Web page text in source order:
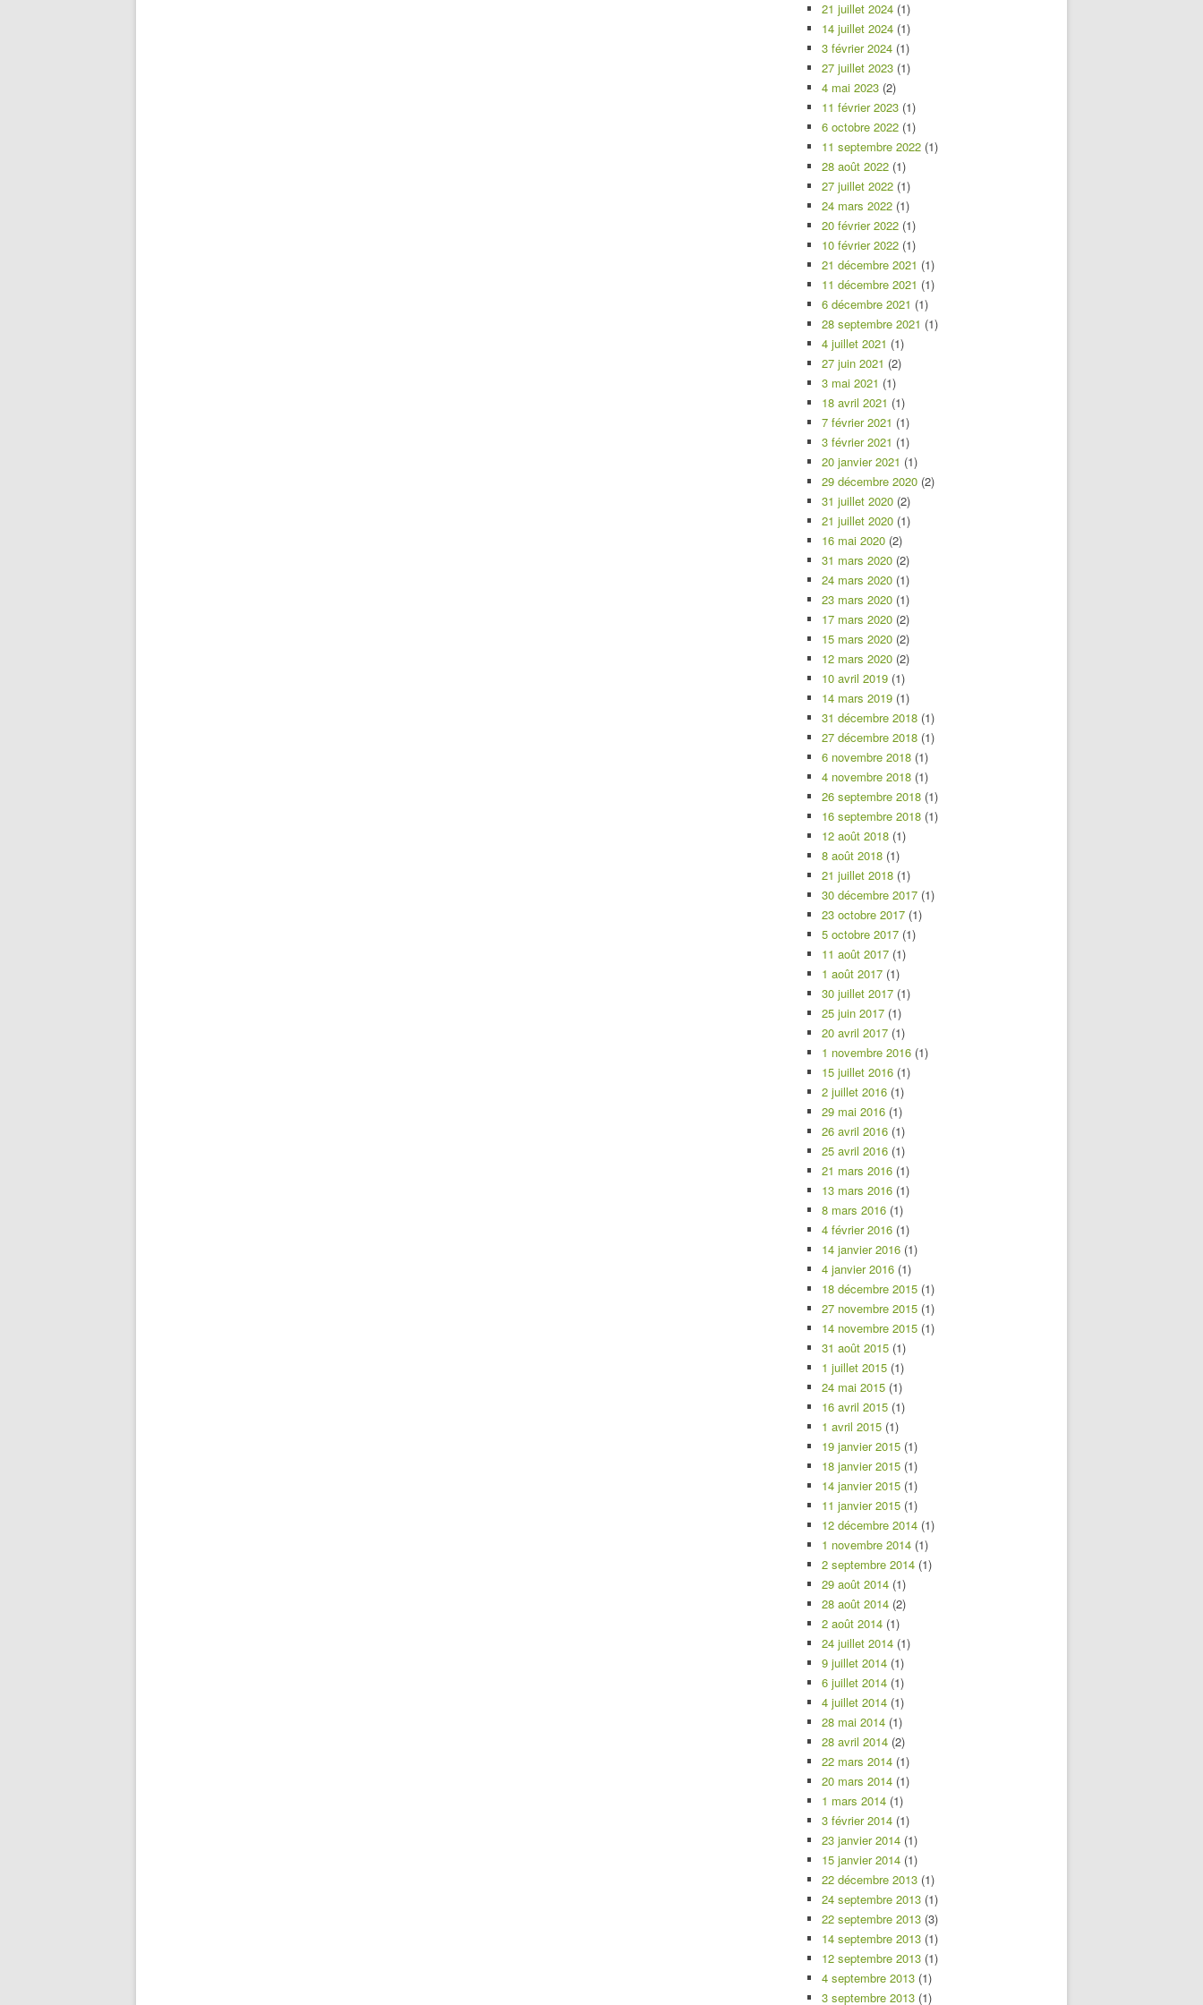
21 juillet 2024 (1)
14 juillet 2024 (1)
3 février 2024 (1)
27 juillet 2023 (1)
4 mai 2023 (2)
11 février 2023 (1)
6 octobre 2022 (1)
11 septembre 2022 (1)
28 août 2022 (1)
27 juillet 2022 (1)
24 mars 2022 (1)
20 février 2022 (1)
10 février 2022 (1)
21 décembre 2021 (1)
11 décembre 2021 (1)
6 décembre 2021 (1)
28 septembre 2021 (1)
4 juillet 2021 (1)
27 juin 2021 (2)
3 mai 2021 (1)
18 avril 2021 (1)
7 février 2021 (1)
3 février 2021 (1)
20 janvier 2021 (1)
29 décembre 2020 (2)
31 juillet 2020 (2)
21 juillet 2020 (1)
16 mai 2020 (2)
31 mars 2020 (2)
24 mars 2020 (1)
23 mars 2020 (1)
17 mars 2020 (2)
15 mars 2020 (2)
12 mars 2020 (2)
10 avril 2019 (1)
14 mars 2019 (1)
31 décembre 2018 (1)
27 décembre 2018 (1)
6 novembre 2018 (1)
4 novembre 2018 (1)
26 septembre 2018 (1)
16 septembre 2018 (1)
12 août 2018 (1)
8 août 2018 (1)
21 juillet 2018 (1)
30 décembre 2017 (1)
23 octobre 2017 (1)
5 octobre 2017 (1)
11 août 2017 (1)
1 août 2017 (1)
30 juillet 2017 (1)
25 juin 2017 (1)
20 avril 2017 (1)
1 novembre 2016 (1)
15 juillet 2016 (1)
2 juillet 2016 (1)
29 mai 2016 (1)
26 avril 2016 (1)
25 avril 2016 (1)
21 mars 2016 (1)
13 mars 2016 (1)
8 mars 2016 (1)
4 février 2016 (1)
14 janvier 2016 (1)
4 janvier 2016 (1)
18 décembre 2015 (1)
27 novembre 2015 (1)
14 novembre 2015 (1)
31 août 2015 (1)
1 juillet 2015 (1)
24 mai 2015 (1)
16 avril 2015 (1)
1 avril 2015 (1)
19 janvier 2015 (1)
18 janvier 2015 (1)
14 janvier 2015 (1)
11 janvier 2015 (1)
12 décembre 2014 (1)
1 novembre 2014 (1)
2 septembre 2014 (1)
29 août 2014 (1)
28 août 2014 (2)
2 août 2014 (1)
24 juillet 2014 (1)
9 juillet 2014 (1)
6 juillet 2014 (1)
4 juillet 2014 (1)
28 mai 2014 (1)
28 avril 2014 (2)
22 mars 2014 (1)
20 mars 2014 (1)
1 mars 2014 (1)
3 février 2014 (1)
23 janvier 2014 (1)
15 janvier 2014 (1)
22 décembre 2013 (1)
24 septembre 2013 (1)
22 septembre 2013 (3)
14 septembre 2013 (1)
12 septembre 2013 (1)
4 septembre 2013 (1)
3 septembre 2013 (1)